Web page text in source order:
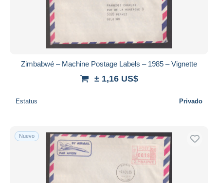
Zimbabwé – Machine Postage Labels – 1985 – Vignette
± 1,16 US$
Estatus Privado
Nuevo